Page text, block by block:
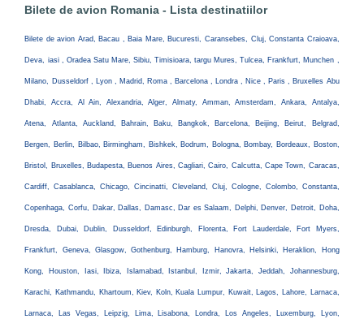
Bilete de avion Romania - Lista destinatiilor
Bilete de avion Arad, Bacau , Baia Mare, Bucuresti, Caransebes, Cluj, Constanta Craioava,
Deva, iasi , Oradea Satu Mare, Sibiu, Timisioara, targu Mures, Tulcea, Frankfurt, Munchen ,
Milano, Dusseldorf , Lyon , Madrid, Roma , Barcelona , Londra , Nice , Paris , Bruxelles Abu
Dhabi, Accra, Al Ain, Alexandria, Alger, Almaty, Amman, Amsterdam, Ankara, Antalya,
Atena, Atlanta, Auckland, Bahrain, Baku, Bangkok, Barcelona, Beijing, Beirut, Belgrad,
Bergen, Berlin, Bilbao, Birmingham, Bishkek, Bodrum, Bologna, Bombay, Bordeaux, Boston,
Bristol, Bruxelles, Budapesta, Buenos Aires, Cagliari, Cairo, Calcutta, Cape Town, Caracas,
Cardiff, Casablanca, Chicago, Cincinatti, Cleveland, Cluj, Cologne, Colombo, Constanta,
Copenhaga, Corfu, Dakar, Dallas, Damasc, Dar es Salaam, Delphi, Denver, Detroit, Doha,
Dresda, Dubai, Dublin, Dusseldorf, Edinburgh, Florenta, Fort Lauderdale, Fort Myers,
Frankfurt, Geneva, Glasgow, Gothenburg, Hamburg, Hanovra, Helsinki, Heraklion, Hong
Kong, Houston, Iasi, Ibiza, Islamabad, Istanbul, Izmir, Jakarta, Jeddah, Johannesburg,
Karachi, Kathmandu, Khartoum, Kiev, Koln, Kuala Lumpur, Kuwait, Lagos, Lahore, Larnaca,
Larnaca, Las Vegas, Leipzig, Lima, Lisabona, Londra, Los Angeles, Luxemburg, Lyon,